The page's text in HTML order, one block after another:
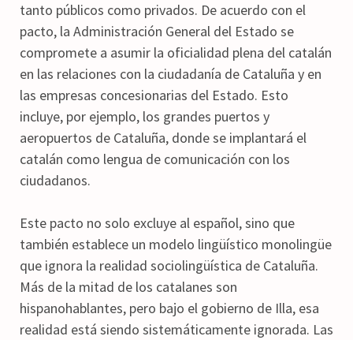
tanto públicos como privados. De acuerdo con el
pacto, la Administración General del Estado se
compromete a asumir la oficialidad plena del catalán
en las relaciones con la ciudadanía de Cataluña y en
las empresas concesionarias del Estado. Esto
incluye, por ejemplo, los grandes puertos y
aeropuertos de Cataluña, donde se implantará el
catalán como lengua de comunicación con los
ciudadanos.
Este pacto no solo excluye al español, sino que
también establece un modelo lingüístico monolingüe
que ignora la realidad sociolingüística de Cataluña.
Más de la mitad de los catalanes son
hispanohablantes, pero bajo el gobierno de Illa, esa
realidad está siendo sistemáticamente ignorada. Las